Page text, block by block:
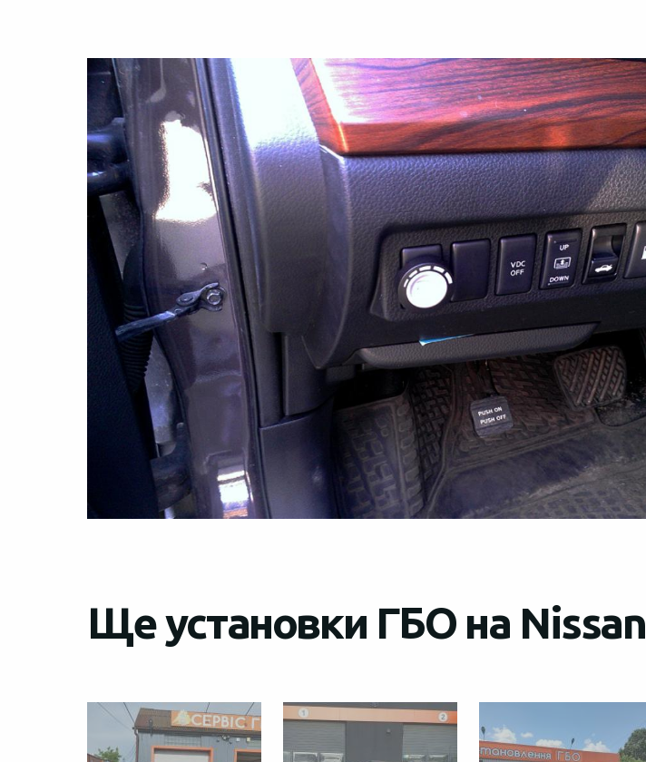
Ще установки ГБО на Nissan